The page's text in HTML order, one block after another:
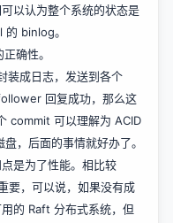
以认为整个系统的状态是
binlog。
确性。
装成日志，发送到各个
回复成功，那么这
commit 可以理解为 ACID
，后面的事情就好办了。
是为了性能。相比较
要，可以说，如果没有成
的 Raft 分布式系统，但